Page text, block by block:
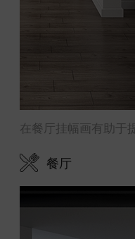
在餐厅挂幅画有助于
餐厅